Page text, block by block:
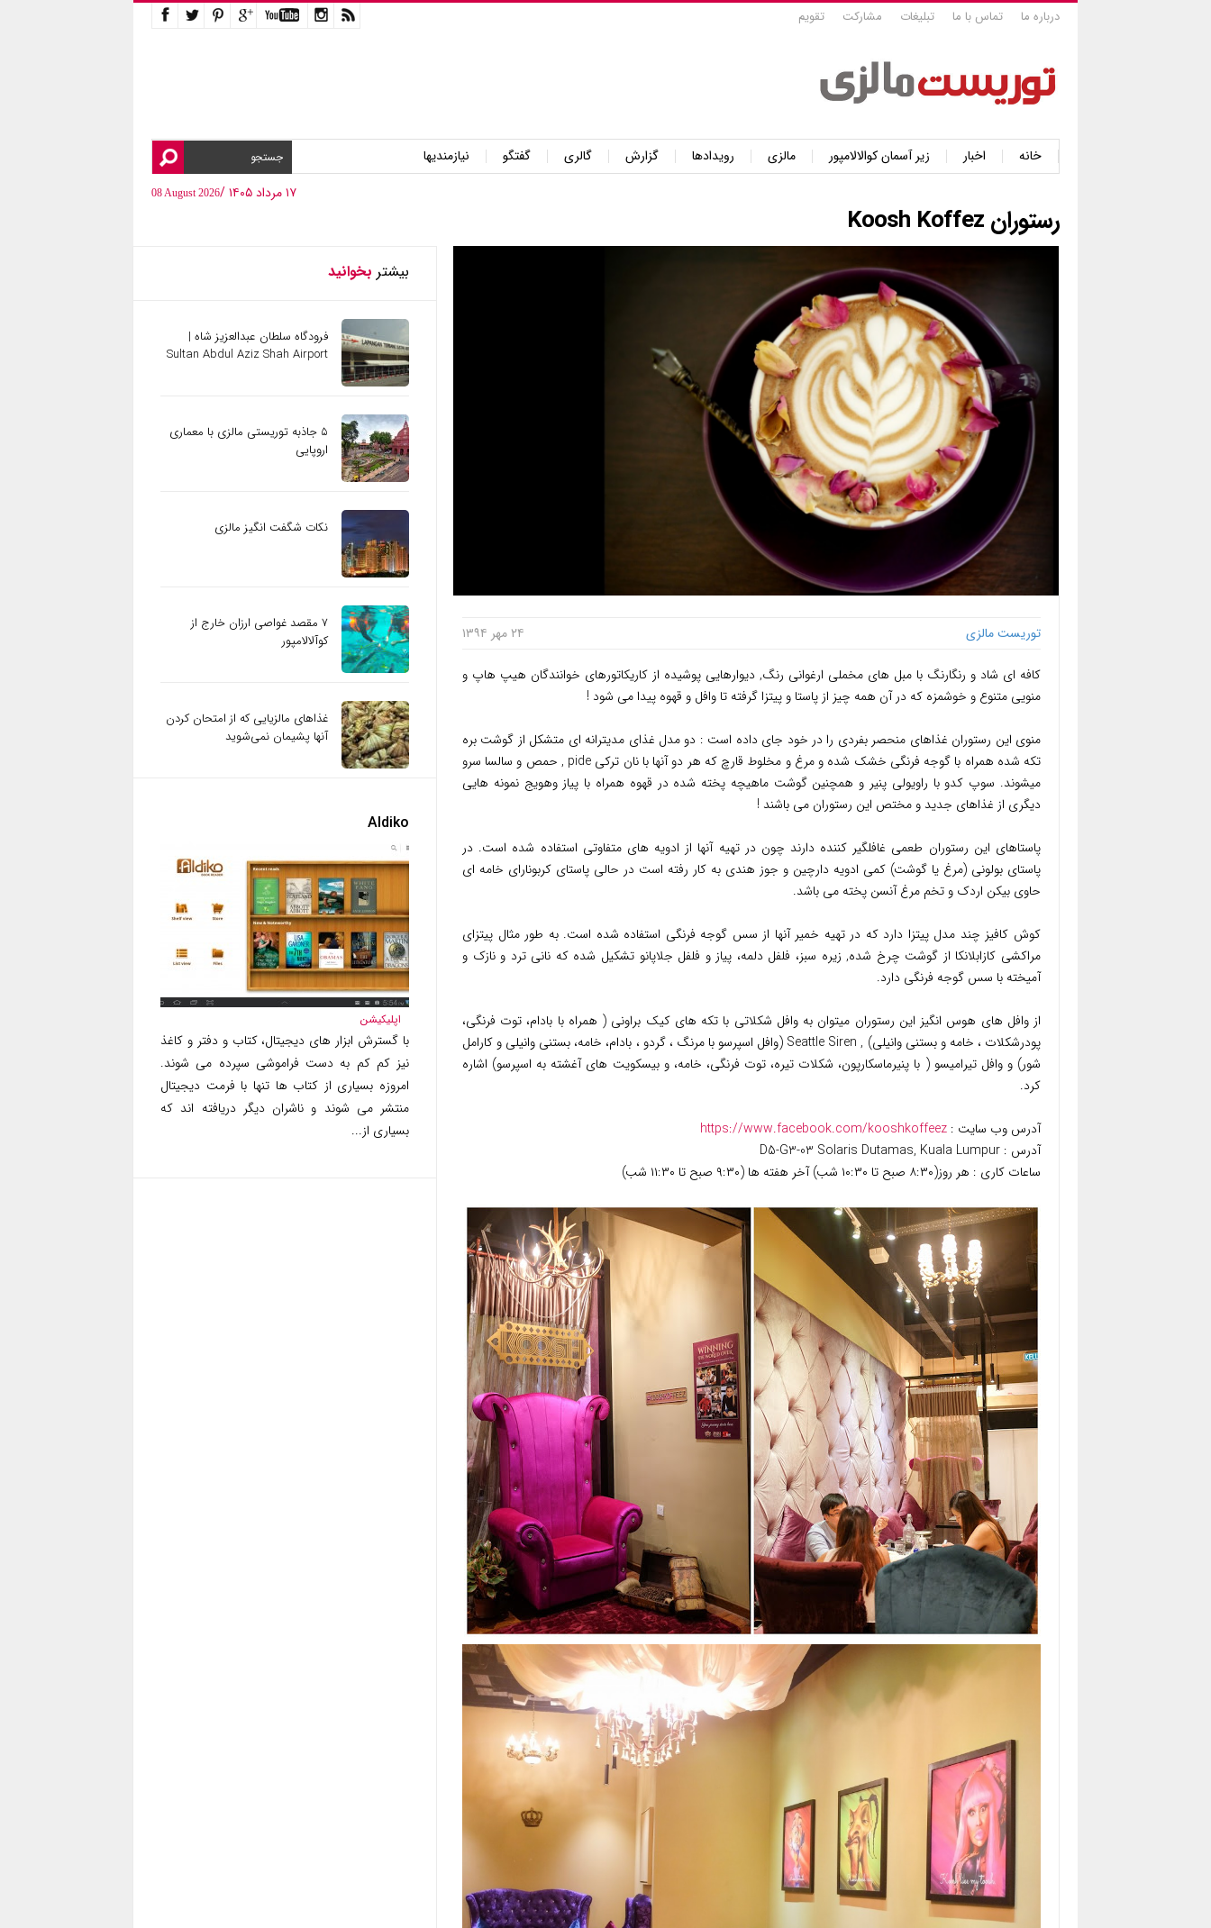
درباره ما تماس با ما تبلیغات مشارکت تقویم
خانه اخبار زیر آسمان کوالالامپور مالزی رویدادها گزارش گالری گفتگو
نیازمندیها
۱۷ مرداد ۱۴۰۵ /
08 August 2026
رستوران Koosh Koffez
توریست مالزی ۲۴ مهر ۱۳۹۴
کافه ای شاد و رنگارنگ با مبل های مخملی ارغوانی رنگ, دیوارهایی پوشیده از کاریکاتورهای خوانندگان هیپ هاپ و
منویی متنوع و خوشمزه که در آن همه چیز از پاستا و پیتزا گرفته تا وافل و قهوه پیدا می شود !
منوی این رستوران غذاهای منحصر بفردی را در خود جای داده است : دو مدل غذای مدیترانه ای متشکل از گوشت بره
تکه شده همراه با گوجه فرنگی خشک شده و مرغ و مخلوط قارچ که هر دو آنها با نان ترکی pide , حمص و سالسا سرو
میشوند. سوپ کدو با راویولی پنیر و همچنین گوشت ماهیچه پخته شده در قهوه همراه با پیاز وهویج نمونه هایی
دیگری از غذاهای جدید و مختص این رستوران می باشند !
پاستاهای این رستوران طعمی غافلگیر کننده دارند چون در تهیه آنها از ادویه های متفاوتی استفاده شده است. در
پاستای بولونی (مرغ یا گوشت) کمی ادویه دارچین و جوز هندی به کار رفته است در حالی پاستای کربونارای خامه ای
حاوی بیکن اردک و تخم مرغ آنسن پخته می باشد.
کوش کافیز چند مدل پیتزا دارد که در تهیه خمیر آنها از سس گوجه فرنگی استفاده شده است. به طور مثال پیتزای
مراکشی کازابلانکا از گوشت چرخ شده, زیره سبز، فلفل دلمه، پیاز و فلفل جلاپانو تشکیل شده که نانی ترد و نازک و
آمیخته با سس گوجه فرنگی دارد.
از وافل های هوس انگیز این رستوران میتوان به وافل شکلاتی با تکه های کیک براونی ( همراه با بادام، توت فرنگی،
پودرشکلات ، خامه و بستنی وانیلی) , Seattle Siren (وافل اسپرسو با مرنگ ، گردو ، بادام، خامه، بستنی وانیلی و کارامل
شور) و وافل تیرامیسو ( با پنیرماسکارپون، شکلات تیره، توت فرنگی، خامه، و بیسکویت های آغشته به اسپرسو) اشاره
کرد.
آدرس وب سایت : https://www.facebook.com/kooshkoffeez
آدرس : D5-G3-03 Solaris Dutamas, Kuala Lumpur
ساعات کاری : هر روز(۸:۳۰ صبح تا ۱۰:۳۰ شب) آخر هفته ها (۹:۳۰ صبح تا ۱۱:۳۰ شب)
بیشتر بخوانید
فرودگاه سلطان عبدالعزیز شاه |
Sultan Abdul Aziz Shah Airport
۵ جاذبه توریستی مالزی با معماری
اروپایی
نکات شگفت انگیز مالزی
۷ مقصد غواصی ارزان خارج از
کوآلالامپور
غذاهای مالزیایی که از امتحان کردن
آنها پشیمان نمی‌شوید
Aldiko
اپلیکیشن
با گسترش ابزار های دیجیتال، کتاب و دفتر و کاغذ
نیز کم کم به دست فراموشی سپرده می شوند.
امروزه بسیاری از کتاب ها تنها با فرمت دیجیتال
منتشر می شوند و ناشران دیگر دریافته اند که
بسیاری از...